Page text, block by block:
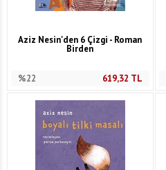
Aziz Nesin'den 6 Çizgi - Roman
Birden
%22 619,32 TL